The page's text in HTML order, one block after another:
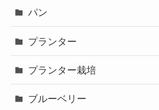
パン
プランター
プランター栽培
ブルーベリー